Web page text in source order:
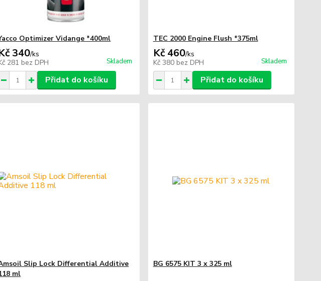
Optimizer Vidange *400ml
340/ks
281 bez DPH Skladem
Přidat do košíku
TEC 2000 Engine Flush *375ml
Kč 460/ks
Kč 380 bez DPH Skladem
Přidat do košíku
Slip Lock Differential Additive
ml
BG 6575 KIT 3 x 325 ml